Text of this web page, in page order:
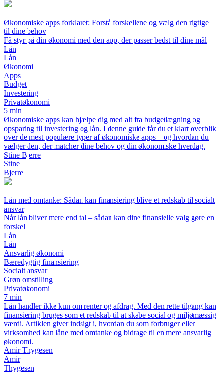
Økonomiske apps forklaret: Forstå forskellene og vælg den rigtige
til dine behov
Få styr på din økonomi med den app, der passer bedst til dine mål
Lån
Lån
Økonomi
Apps
Budget
Investering
Privatøkonomi
5 min
Økonomiske apps kan hjælpe dig med alt fra budgetlægning og
opsparing til investering og lån. I denne guide får du et klart overblik
over de mest populære typer af økonomiske apps – og hvordan du
vælger den, der matcher dine behov og din økonomiske hverdag.
Stine Bjerre
Stine
Bjerre
Lån med omtanke: Sådan kan finansiering blive et redskab til socialt
ansvar
Når lån bliver mere end tal – sådan kan dine finansielle valg gøre en
forskel
Lån
Lån
Ansvarlig økonomi
Bæredygtig finansiering
Socialt ansvar
Grøn omstilling
Privatøkonomi
7 min
Lån handler ikke kun om renter og afdrag. Med den rette tilgang kan
finansiering bruges som et redskab til at skabe social og miljømæssig
værdi. Artiklen giver indsigt i, hvordan du som forbruger eller
virksomhed kan låne med omtanke og bidrage til en mere ansvarlig
økonomi.
Amir Thygesen
Amir
Thygesen